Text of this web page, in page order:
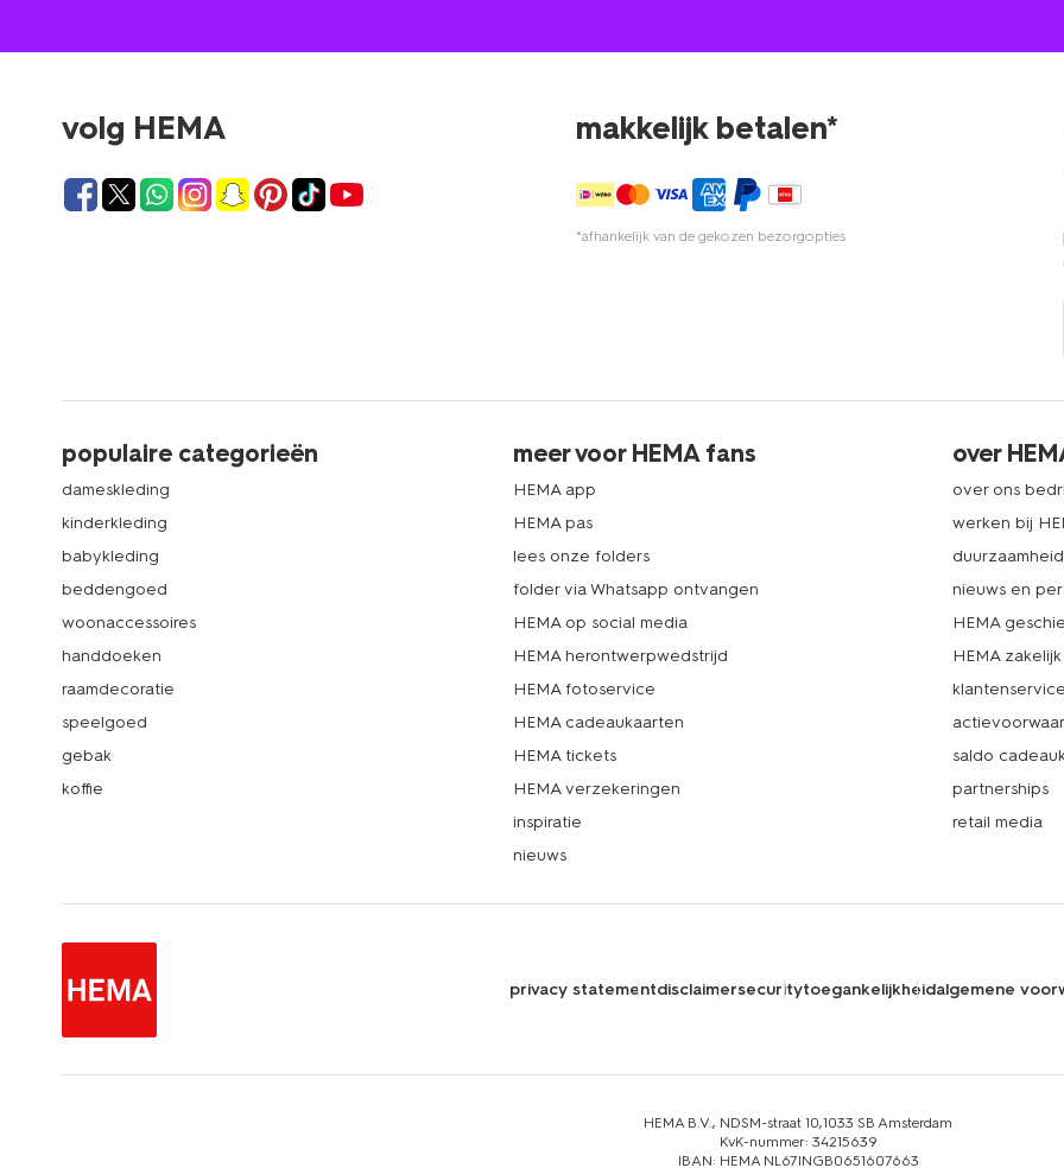
volg HEMA makkelijk betalen*
*afhankelijk van de gekozen bezorgopties
populaire categorieën
dameskleding
kinderkleding
babykleding
beddengoed
woonaccessoires
handdoeken
raamdecoratie
speelgoed
gebak
koffie
meer voor HEMA fans
HEMA app
HEMA pas
lees onze folders
folder via Whatsapp ontvangen
HEMA op social media
HEMA herontwerpwedstrijd
HEMA fotoservice
HEMA cadeaukaarten
HEMA tickets
HEMA verzekeringen
inspiratie
nieuws
over
over ons
werken bij
duurzaamheid
nieuws en
HEMA
HEMA zakelijk
klantenservice
saldo
partnerships
retail media
privacy statementdisclaimersecuritytoegankelijkheidalgemene
HEMA B.V., NDSM-straat 10,1033 SB Amsterdam
KvK-nummer: 34215639
IBAN: HEMA NL67INGB0651607663